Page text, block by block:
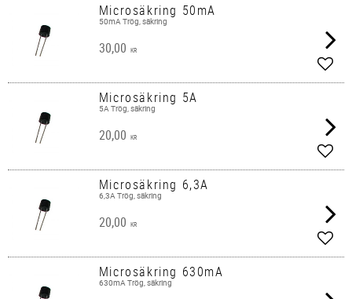
Microsäkring 50mA
50mA Trög, säkring
30,00 KR
Microsäkring 5A
5A Trög, säkring
20,00 KR
Microsäkring 6,3A
6,3A Trög, säkring
20,00 KR
Microsäkring 630mA
630mA Trög, säkring